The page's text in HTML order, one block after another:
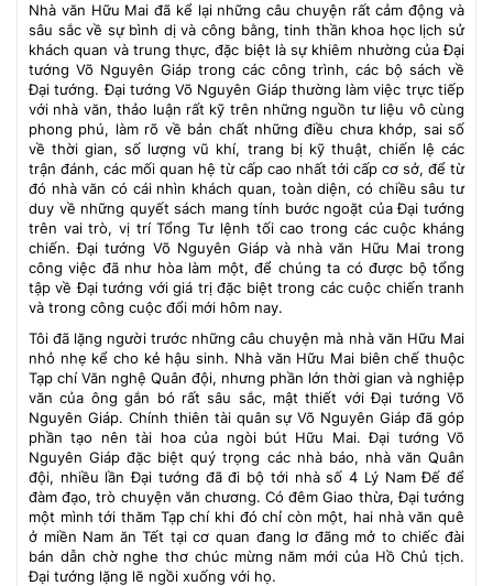
Nhà văn Hữu Mai đã kể lại những câu chuyện rất cảm động và
sâu sắc về sự bình dị và công bằng, tinh thần khoa học lịch sử
khách quan và trung thực, đặc biệt là sự khiêm nhường của Đại
tướng Võ Nguyên Giáp trong các công trình, các bộ sách về
Đại tướng. Đại tướng Võ Nguyên Giáp thường làm việc trực tiếp
với nhà văn, thảo luận rất kỹ trên những nguồn tư liệu vô cùng
phong phú, làm rõ về bản chất những điều chưa khớp, sai số
về thời gian, số lượng vũ khí, trang bị kỹ thuật, chiến lệ các
trận đánh, các mối quan hệ từ cấp cao nhất tới cấp cơ sở, để từ
đó nhà văn có cái nhìn khách quan, toàn diện, có chiều sâu tư
duy về những quyết sách mang tính bước ngoặt của Đại tướng
trên vai trò, vị trí Tổng Tư lệnh tối cao trong các cuộc kháng
chiến. Đại tướng Võ Nguyên Giáp và nhà văn Hữu Mai trong
công việc đã như hòa làm một, để chúng ta có được bộ tổng
tập về Đại tướng với giá trị đặc biệt trong các cuộc chiến tranh
và trong công cuộc đổi mới hôm nay.
Tôi đã lặng người trước những câu chuyện mà nhà văn Hữu Mai
nhỏ nhẹ kể cho kẻ hậu sinh. Nhà văn Hữu Mai biên chế thuộc
Tạp chí Văn nghệ Quân đội, nhưng phần lớn thời gian và nghiệp
văn của ông gắn bó rất sâu sắc, mật thiết với Đại tướng Võ
Nguyên Giáp. Chính thiên tài quân sự Võ Nguyên Giáp đã góp
phần tạo nên tài hoa của ngòi bút Hữu Mai. Đại tướng Võ
Nguyên Giáp đặc biệt quý trọng các nhà báo, nhà văn Quân
đội, nhiều lần Đại tướng đã đi bộ tới nhà số 4 Lý Nam Đế để
đàm đạo, trò chuyện văn chương. Có đêm Giao thừa, Đại tướng
một mình tới thăm Tạp chí khi đó chỉ còn một, hai nhà văn quê
ở miền Nam ăn Tết tại cơ quan đang lơ đãng mở to chiếc đài
bán dẫn chờ nghe thơ chúc mừng năm mới của Hồ Chủ tịch.
Đại tướng lặng lẽ ngồi xuống với họ.